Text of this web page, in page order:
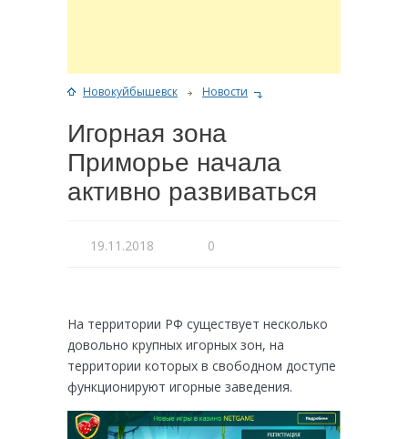
Новокуйбышевск Новости
Игорная зона
Приморье начала
активно развиваться
19.11.2018 0
На территории РФ существует несколько
довольно крупных игорных зон, на
территории которых в свободном доступе
функционируют игорные заведения.